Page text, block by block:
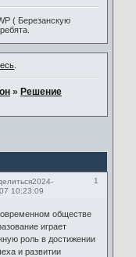
( Березанскую
» Решение
1
2024-
10:23:09
обществе
играет
роль в достижении
и развитии